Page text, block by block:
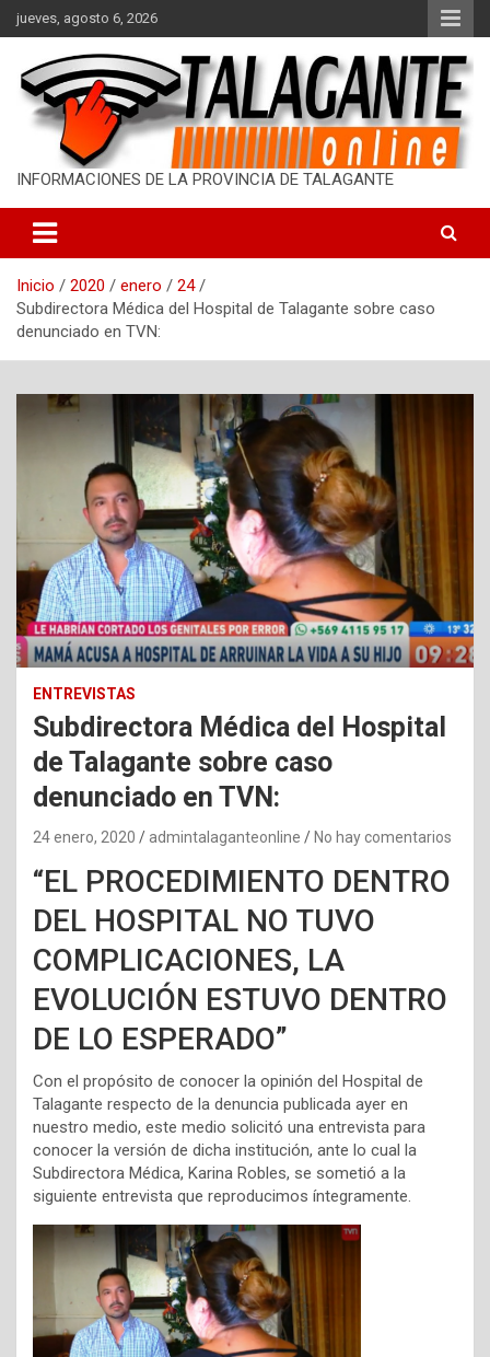
a
t
d
jueves, agosto 6, 2026
INFORMACIONES DE LA PROVINCIA DE TALAGANTE
Inicio 2020 enero
24
Subdirectora Médica del Hospital de Talagante sobre caso
denunciado en TVN:
ENTREVISTAS
Subdirectora Médica del Hospital
de Talagante sobre caso
denunciado en TVN:
24 enero, 2020 admintalaganteonline No hay comentarios
“EL PROCEDIMIENTO DENTRO
DEL HOSPITAL NO TUVO
COMPLICACIONES, LA
EVOLUCIÓN ESTUVO DENTRO
DE LO ESPERADO”
Con el propósito de conocer la opinión del Hospital de
Talagante respecto de la denuncia publicada ayer en
nuestro medio, este medio solicitó una entrevista para
conocer la versión de dicha institución, ante lo cual la
Subdirectora Médica, Karina Robles, se sometió a la
siguiente entrevista que reproducimos íntegramente.